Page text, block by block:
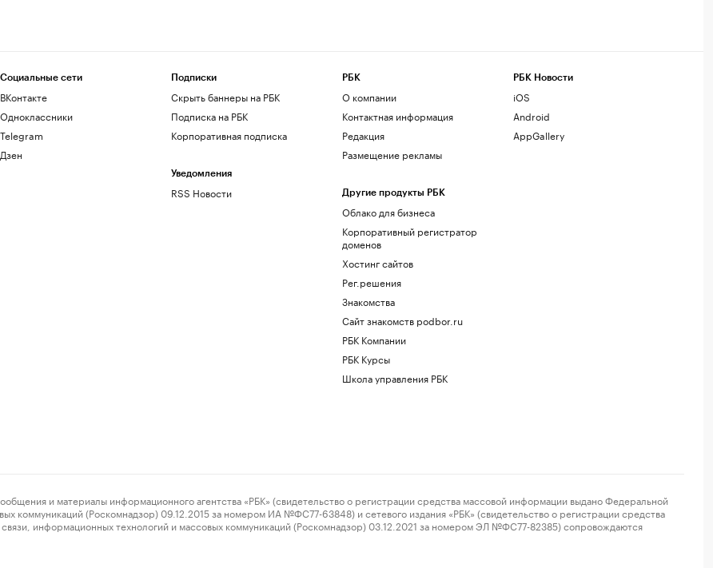
Социальные сети
ВКонтакте
Одноклассники
Telegram
Дзен
Подписки
Скрыть баннеры на РБК
Подписка на РБК
Корпоративная подписка
Уведомления
RSS Новости
РБК
О компании
Контактная информация
Редакция
Размещение рекламы
Другие продукты РБК
Облако для бизнеса
Корпоративный регистратор
доменов
Хостинг сайтов
Рег.решения
Знакомства
Сайт знакомств podbor.ru
РБК Компании
РБК Курсы
Школа управления РБК
РБК Новости
iOS
Android
AppGallery
и материалы информационного агентства «РБК» (свидетельство о регистрации средства массовой информации выдано Федеральной
коммуникаций (Роскомнадзор) 09.12.2015 за номером ИА №ФС77-63848) и сетевого издания «РБК» (свидетельство о регистрации средства
информационных технологий и массовых коммуникаций (Роскомнадзор) 03.12.2021 за номером ЭЛ №ФС77-82385) сопровождаются